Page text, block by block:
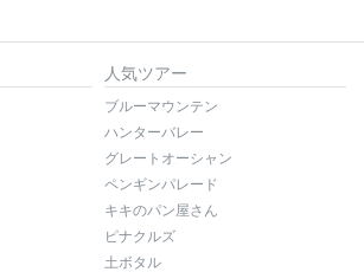
人気ツアー
ブルーマウンテン
ハンターバレー
グレートオーシャン
ペンギンパレード
キキのパン屋さん
ピナクルズ
土ボタル